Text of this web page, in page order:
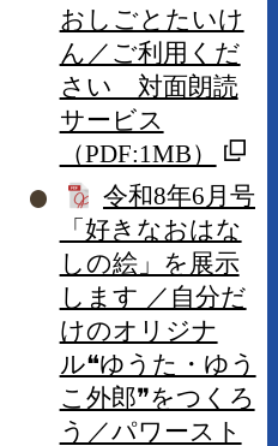
おしごとたいけ
ん／ご利用くだ
さい 対面朗読
サービス
（PDF:1MB）
令和8年6月号
「好きなおはな
しの絵」を展示
します ／自分だ
けのオリジナ
ル❝ゆうた・ゆう
こ外郎❞をつくろ
う／パワースト